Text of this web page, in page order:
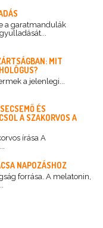
a garatmandulák
MIT
a jelenlegi...
ÉS
A SZAKORVOS A
írása A
NAPOZÁSHOZ
forrása. A melatonin,